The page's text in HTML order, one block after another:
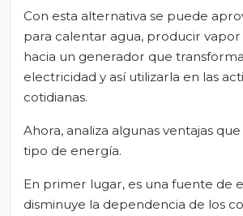
Con esta alternativa se puede
para calentar agua, producir vapor
hacia un generador que
electricidad y así utilizarla en las
cotidianas.
Ahora, analiza algunas ventajas
tipo de energía.
En primer lugar, es una fuente de
disminuye la dependencia de los